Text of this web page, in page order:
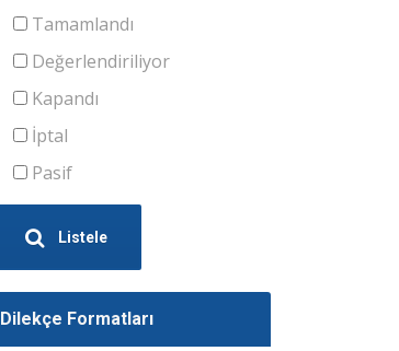
Tamamlandı
Değerlendiriliyor
Kapandı
İptal
Pasif
Listele
Dilekçe Formatları